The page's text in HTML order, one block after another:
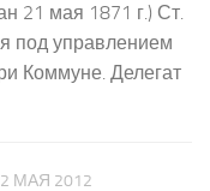
21 мая 1871 г.) Ст.
под управлением
Коммуне. Делегат
МАЯ 2012